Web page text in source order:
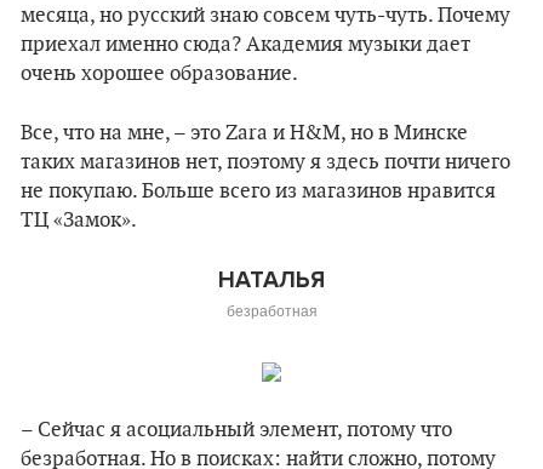
месяца, но русский знаю совсем чуть-чуть. Почему
приехал именно сюда? Академия музыки дает
очень хорошее образование.
Все, что на мне, – это Zara и H&M, но в Минске
таких магазинов нет, поэтому я здесь почти ничего
не покупаю. Больше всего из магазинов нравится
ТЦ «Замок».
НАТАЛЬЯ
безработная
– Сейчас я асоциальный элемент, потому что
безработная. Но в поисках: найти сложно, потому